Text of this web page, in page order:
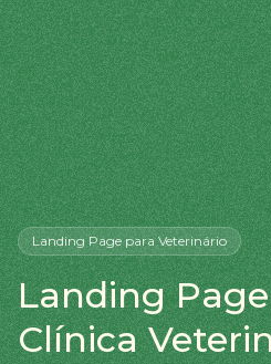
Landing Pagepara Veterinário
Landing
Clínica